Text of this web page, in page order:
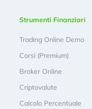
Strumenti Finanziari
Trading Online Demo
Corsi (Premium)
Broker Online
Criptovalute
Calcolo Percentuale